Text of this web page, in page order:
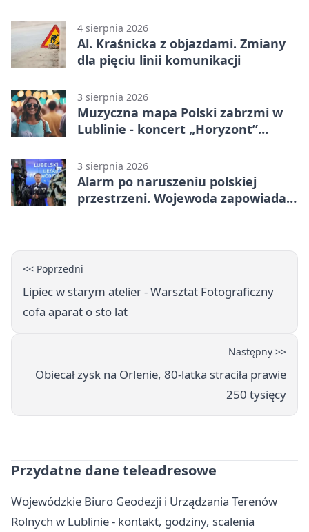
4 sierpnia 2026
Al. Kraśnicka z objazdami. Zmiany
dla pięciu linii komunikacji
3 sierpnia 2026
Muzyczna mapa Polski zabrzmi w
Lublinie - koncert „Horyzont”
3 sierpnia 2026
Alarm po naruszeniu polskiej
przestrzeni. Wojewoda zapowiada
<< Poprzedni
Lipiec w starym atelier - Warsztat Fotograficzny
cofa aparat o sto lat
Następny >>
Obiecał zysk na Orlenie, 80-latka straciła prawie
250 tysięcy
Przydatne dane teleadresowe
Wojewódzkie Biuro Geodezji i Urządzania Terenów
Rolnych w Lublinie - kontakt, godziny, scalenia